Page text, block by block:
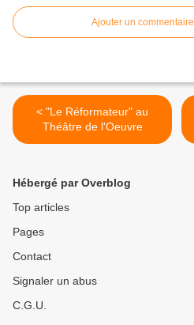
Ajouter un commentaire
< "Le Réformateur" au
Théâtre de l'Oeuvre
Hébergé par Overblog
Top articles
Pages
Contact
Signaler un abus
C.G.U.